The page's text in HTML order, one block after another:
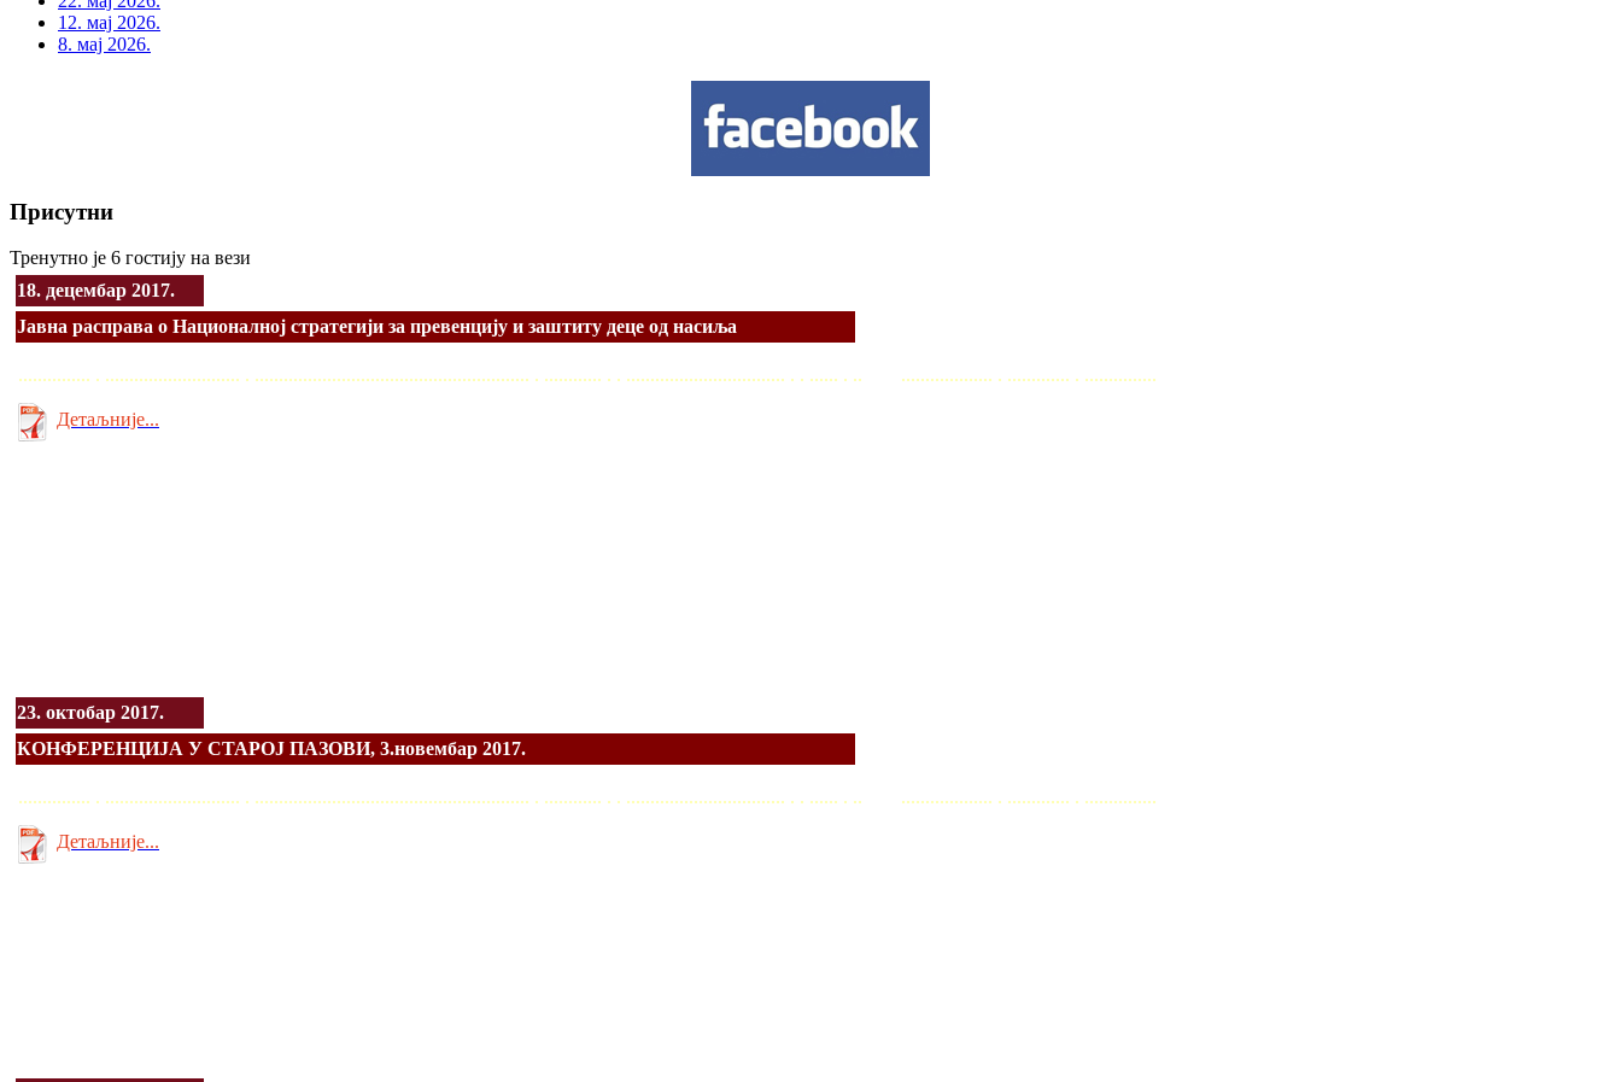
12. мај 2026.
8. мај 2026.
Присутни
Тренутно је 6 гостију на вези
18. децембар 2017.
Јавна расправа о Националној стратегији за превенцију и заштиту деце од насиља
............... . ............................ . ......................................................... . ............ . . ................................. . . ...... . .. ................... . ............. . ...............
Детаљније...
23. октобар 2017.
КОНФЕРЕНЦИЈА У СТАРОЈ ПАЗОВИ, 3.новембар 2017.
............... . ............................ . ......................................................... . ............ . . ................................. . . ...... . .. ................... . ............. . ...............
Детаљније...